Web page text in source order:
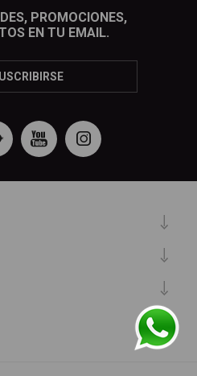
PROMOCIONES,
EN TU EMAIL.